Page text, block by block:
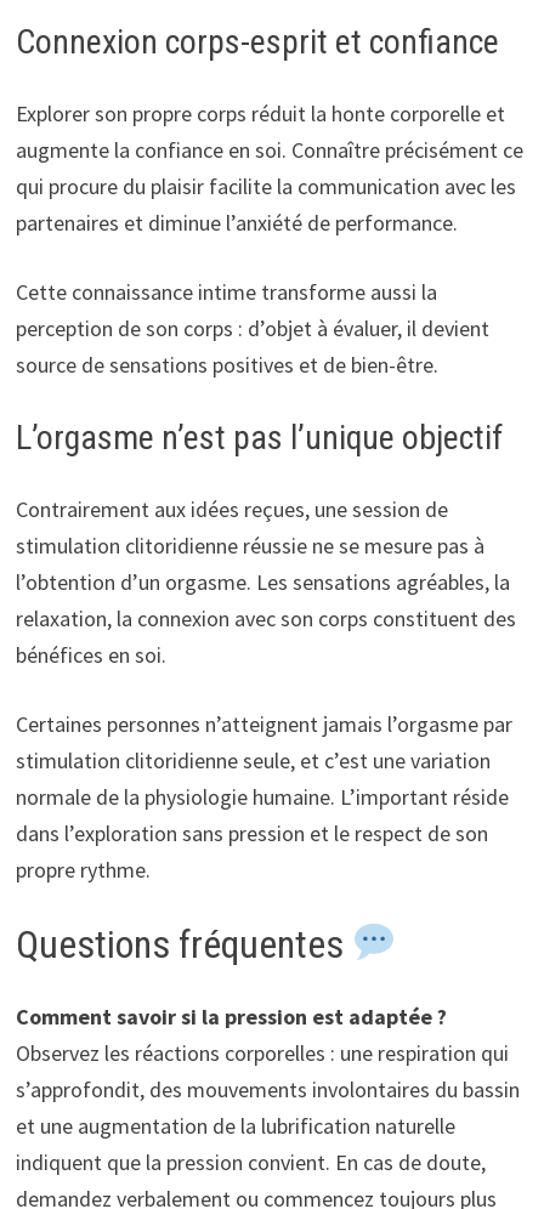
Connexion corps-esprit et confiance
Explorer son propre corps réduit la honte corporelle et
augmente la confiance en soi. Connaître précisément ce
qui procure du plaisir facilite la communication avec les
partenaires et diminue l’anxiété de performance.
Cette connaissance intime transforme aussi la
perception de son corps : d’objet à évaluer, il devient
source de sensations positives et de bien-être.
L’orgasme n’est pas l’unique objectif
Contrairement aux idées reçues, une session de
stimulation clitoridienne réussie ne se mesure pas à
l’obtention d’un orgasme. Les sensations agréables, la
relaxation, la connexion avec son corps constituent des
bénéfices en soi.
Certaines personnes n’atteignent jamais l’orgasme par
stimulation clitoridienne seule, et c’est une variation
normale de la physiologie humaine. L’important réside
dans l’exploration sans pression et le respect de son
propre rythme.
Questions fréquentes
Comment savoir si la pression est adaptée ?
Observez les réactions corporelles : une respiration qui
s’approfondit, des mouvements involontaires du bassin
et une augmentation de la lubrification naturelle
indiquent que la pression convient. En cas de doute,
demandez verbalement ou commencez toujours plus